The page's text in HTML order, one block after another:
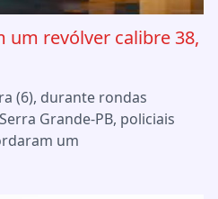
um revólver calibre 38,
(6), durante rondas
Grande-PB, policiais
um